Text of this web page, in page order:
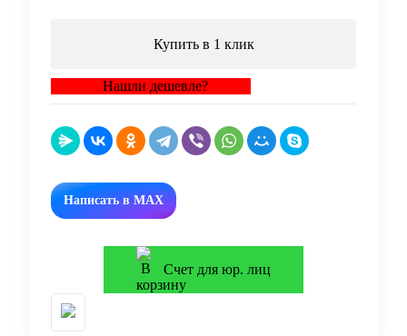
Купить в 1 клик
Нашли дешевле?
Написать в MAX
Счет для юр. лиц